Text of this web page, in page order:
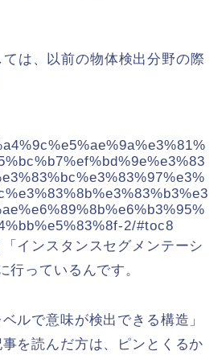
は、以前の物体検出分野の際
2/#toc8
インスタンスセグメンテーシ
行っているんです。
ルで意味が検出できる構造」
を読んだ方は、ピンとくるか